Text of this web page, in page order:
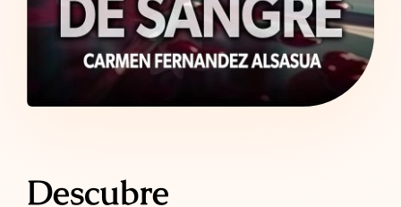
Descubre